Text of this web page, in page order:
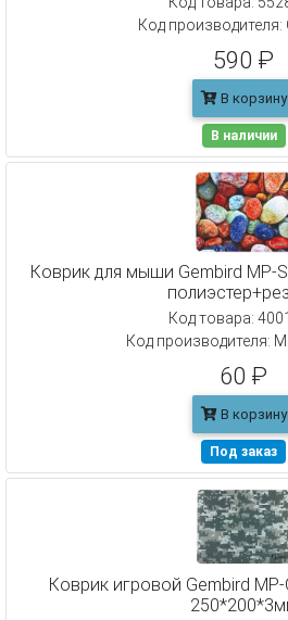
Код производителя:
590 ₽
В корзину
В наличии
Коврик для мыши Gembird MP-
Код товара:
Код производителя:
60 ₽
В корзину
Под заказ
Коврик игровой Gembird